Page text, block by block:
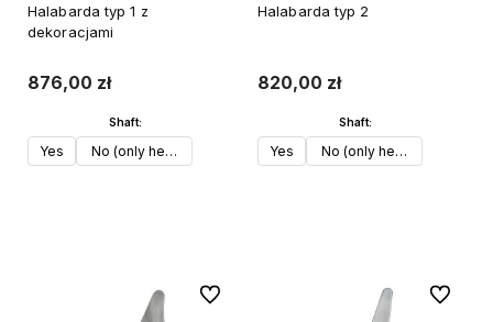
Halabarda typ 1 z
dekoracjami
876,00 zł
Shaft:
Yes No (only head)
Halabarda typ 2
820,00 zł
Shaft:
Yes No (only head)
Do ulubionych Do